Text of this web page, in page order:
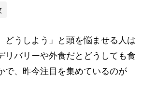
うしよう」と頭を悩ませる人は
リバリーや外食だとどうしても食
で、昨今注目を集めているのが